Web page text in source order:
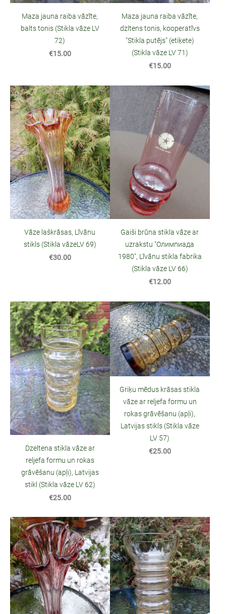
Maza jauna raiba vāzīte,
balts tonis (Stikla vāze LV
72)
€15.00
Maza jauna raiba vāzīte,
dzltens tonis, kooperatīvs
"Stikla putējs" (etiķete)
(Stikla vāze LV 71)
€15.00
Vāze laškrāsas, Līvānu
stikls (Stikla vāzeLV 69)
€30.00
Gaiši brūna stikla vāze ar
uzrakstu "Олимпиада
1980", Līvānu stikla fabrika
(Stikla vāze LV 66)
€12.00
Dzeltena stikla vāze ar
reljefa formu un rokas
grāvēšanu (apļi), Latvijas
stikl (Stikla vāze LV 62)
€25.00
Griķu mēdus krāsas stikla
vāze ar reljefa formu un
rokas grāvēšanu (apļi),
Latvijas stikls (Stikla vāze
LV 57)
€25.00